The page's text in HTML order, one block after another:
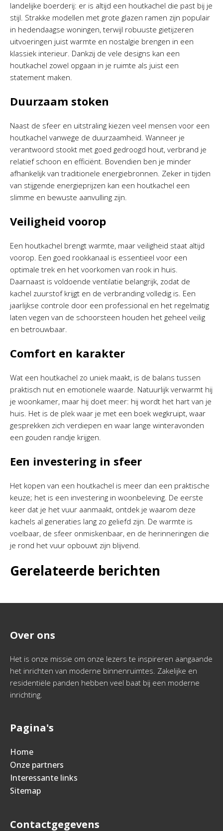
landelijke boerderij: er is altijd een houtkachel die past bij je
stijl. Strakke modellen met grote glazen ramen zijn populair
in hedendaagse woningen, terwijl robuuste gietijzeren
uitvoeringen juist warmte en nostalgie brengen in een
klassiek interieur. Dankzij de vele designs kan een
houtkachel zowel opgaan in je ruimte als juist een
statement maken.
Duurzaam stoken
Naast de sfeer en uitstraling kiezen veel mensen voor een
houtkachel vanwege de duurzaamheid. Wanneer je
verantwoord stookt met goed gedroogd hout, verbrand je
relatief schoon en efficiënt. Bovendien ben je minder
afhankelijk van traditionele energiebronnen. Zeker in tijden
van stijgende energieprijzen kan een houtkachel een
slimme en bewuste aanvulling zijn.
Veiligheid voorop
Een houtkachel brengt warmte, maar veiligheid staat altijd
voorop. Een goed rookkanaal is essentieel voor een
optimale trek en het voorkomen van rook in huis.
Daarnaast is voldoende ventilatie belangrijk, zodat de
kachel zuurstof krijgt en de verbranding volledig is. Een
jaarlijkse controle door een professional en het regelmatig
laten vegen van de schoorsteen houden het geheel veilig
en betrouwbaar.
Comfort en karakter
Wat een houtkachel zo uniek maakt, is de balans tussen
praktisch nut en emotionele waarde. Natuurlijk verwarmt hij
je woonkamer, maar hij doet meer: hij wordt het hart van je
huis. Het is de plek waar je met een boek wegkruipt, waar
gesprekken zich verdiepen en waar lange winteravonden
een gouden randje krijgen.
Een investering in sfeer
Het kopen van een houtkachel is meer dan een praktische
keuze; het is een investering in woonbeleving. De eerste
keer dat je het vuur aanmaakt, ontdek je waarom deze
kachels al generaties lang zo geliefd zijn. De warmte is
voelbaar, de sfeer onmiskenbaar, en de herinneringen die
je rond het vuur opbouwt zijn blijvend.
Gerelateerde berichten
Over ons
Het is onze missie om onze lezers te inspireren aangaande
het inrichten van moderne binnenruimtes. Zakelijke en
residentiële panden hebben veel baat bij een moderne
inrichting.
Pagina's
Home
Onze partners
Interessante links
Sitemap
Contactgegevens